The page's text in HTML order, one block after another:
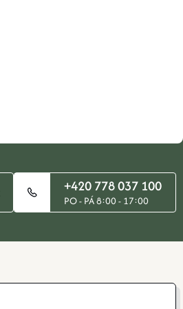
+420 778 037 100
PO - PÁ 8:00 - 17:00